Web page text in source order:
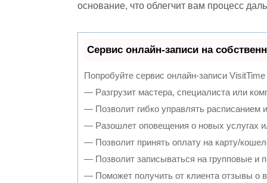
основание, что облегчит вам процесс
Сервис онлайн-записи на
Попробуйте сервис онлайн-записи
— Разгрузит мастера, специалиста или
— Позволит гибко управлять расписанием и
— Разошлет оповещения о новых услугах
— Позволит принять оплату на карту/
— Позволит записываться на групповые и
— Поможет получить от клиента отзывы о